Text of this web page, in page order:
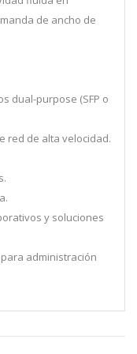
de ancho de
dual-purpose (SFP o
red de alta velocidad.
y soluciones
administración